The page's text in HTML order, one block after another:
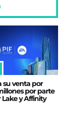
su venta por
por parte
Lake y Affinity